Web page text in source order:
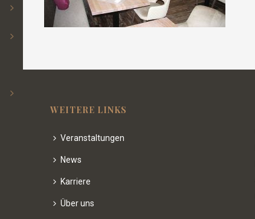
WEITERE LINKS
Veranstaltungen
News
Karriere
Über uns